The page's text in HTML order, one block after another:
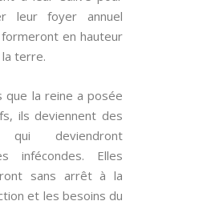
leur foyer annuel
formeront en hauteur
terre.
que la reine a posée
ils deviennent des
qui deviendront
infécondes. Elles
sans arrêt à la
et les besoins du